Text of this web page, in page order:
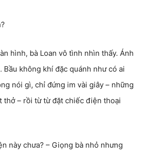
hình, bà Loan vô tình nhìn thấy. Ánh
Bầu không khí đặc quánh như có ai
nói gì, chỉ đứng im vài giây – những
thở – rồi từ từ đặt chiếc điện thoại
này chưa? – Giọng bà nhỏ nhưng